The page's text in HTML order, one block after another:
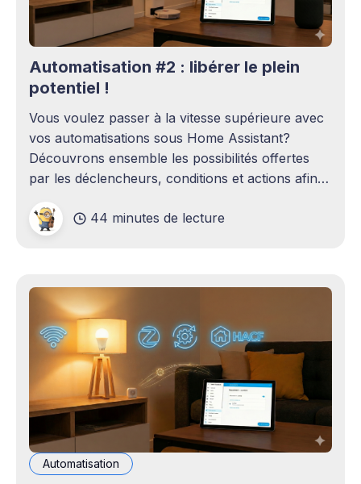
Automatisation #2 : libérer le plein
potentiel !
Vous voulez passer à la vitesse supérieure avec
vos automatisations sous Home Assistant?
Découvrons ensemble les possibilités offertes
par les déclencheurs, conditions et actions afin
44 minutes de lecture
Automatisation